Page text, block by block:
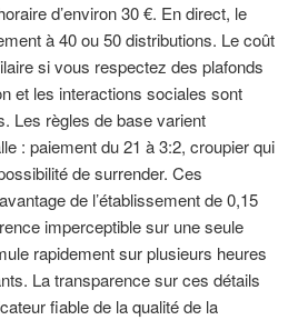
d’environ 30 €. En direct, le
à 40 ou 50 distributions. Le coût
si vous respectez des plafonds
et les interactions sociales sont
Les règles de base varient
: paiement du 21 à 3:2, croupier qui
de surrender. Ces
de l’établissement de 0,15
imperceptible sur une seule
rapidement sur plusieurs heures
La transparence sur ces détails
fiable de la qualité de la